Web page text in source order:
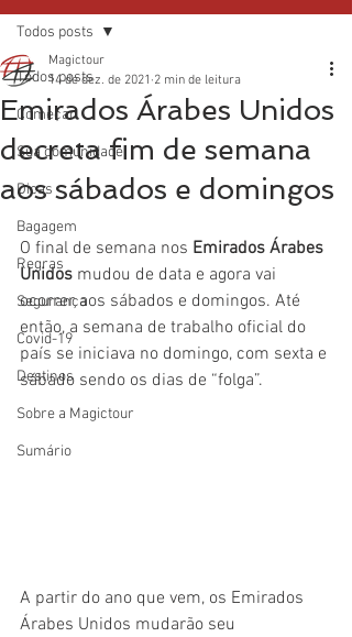
Todos posts
Começar
Sua comunidade
Dicas
Bagagem
Regras
Segurança
Covid-19
Destinos
Sobre a Magictour
Sumário
Todos posts
Emirados Árabes Unidos
decreta fim de semana
aos sábados e domingos
Magictour
14 de dez. de 2021 2 min de leitura
O final de semana nos Emirados Árabes
Unidos mudou de data e agora vai
ocorrer aos sábados e domingos. Até
então, a semana de trabalho oficial do
país se iniciava no domingo, com sexta e
sábado sendo os dias de “folga”.
A partir do ano que vem, os Emirados
Árabes Unidos mudarão seu